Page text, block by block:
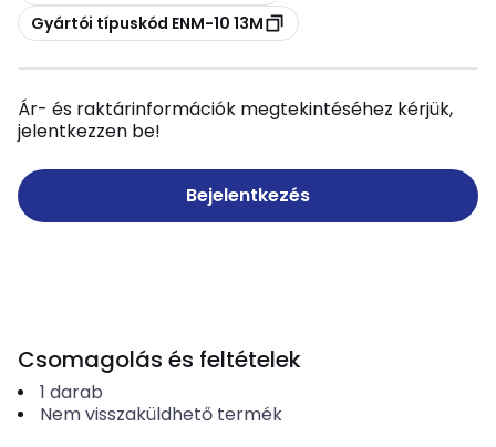
Másolás
Gyártói típuskód ENM-10 13M
Ár- és raktárinformációk megtekintéséhez kérjük,
jelentkezzen be!
Bejelentkezés
Csomagolás és feltételek
1 darab
Nem visszaküldhető termék